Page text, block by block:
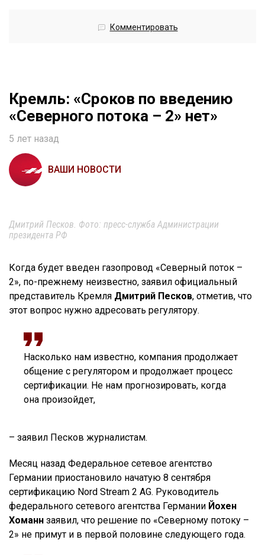
Комментировать
Кремль: «Сроков по введению
«Северного потока – 2» нет»
5 лет назад
ВАШИ НОВОСТИ
Дмитрий Песков. Фото: пресс-служба Администрации
президента РФ
Когда будет введен газопровод «Северный поток –
2», по-прежнему неизвестно, заявил официальный
представитель Кремля Дмитрий Песков, отметив, что
этот вопрос нужно адресовать регулятору.
Насколько нам известно, компания продолжает
общение с регулятором и продолжает процесс
сертификации. Не нам прогнозировать, когда
она произойдет,
– заявил Песков журналистам.
Месяц назад Федеральное сетевое агентство
Германии приостановило начатую 8 сентября
сертификацию Nord Stream 2 AG. Руководитель
федерального сетевого агентства Германии Йохен
Хоманн заявил, что решение по «Северному потоку –
2» не примут и в первой половине следующего года.